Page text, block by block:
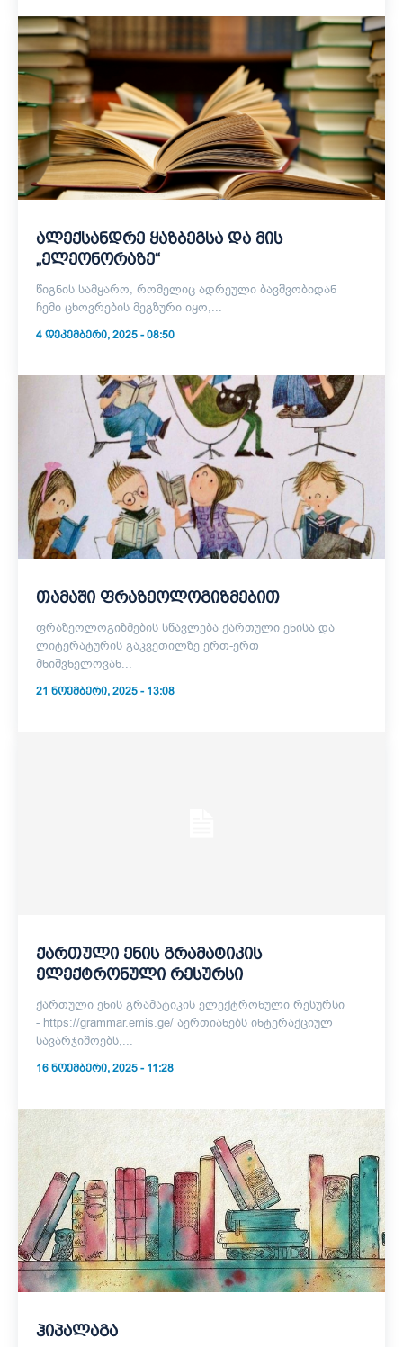
ალექსანდრე ყაზბეგსა და მის
„ელეონორაზე“
წიგნის სამყარო, რომელიც ადრეული ბავშვობიდან
ჩემი ცხოვრების მეგზური იყო,...
4 ᲓᲔᲙᲔᲛᲑᲔᲠᲘ, 2025 - 08:50
თამაში ფრაზეოლოგიზმებით
ფრაზეოლოგიზმების სწავლება ქართული ენისა და
ლიტერატურის გაკვეთილზე ერთ-ერთ
მნიშვნელოვან...
21 ᲜᲝᲔᲛᲑᲔᲠᲘ, 2025 - 13:08
ქართული ენის გრამატიკის
ელექტრონული რესურსი
ქართული ენის გრამატიკის ელექტრონული რესურსი
- https://grammar.emis.ge/ აერთიანებს ინტერაქციულ
სავარჯიშოებს,...
16 ᲜᲝᲔᲛᲑᲔᲠᲘ, 2025 - 11:28
ჰიპალაგა